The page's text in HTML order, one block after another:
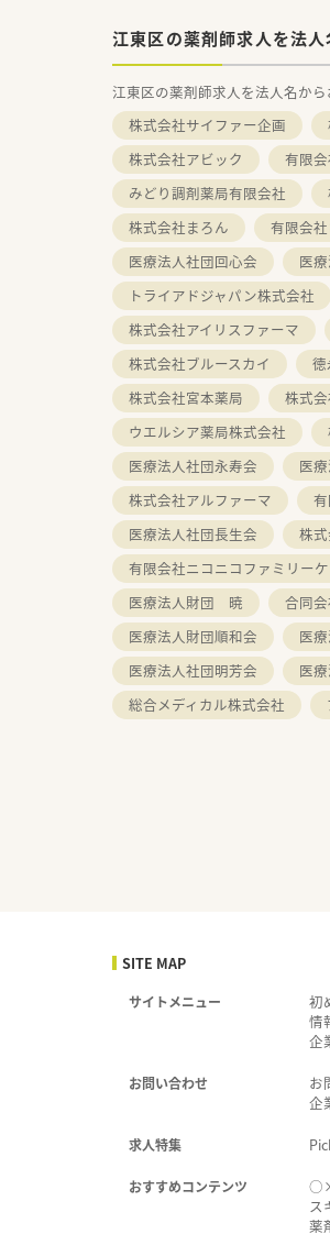
江東区の薬剤師求人を法
江東区の薬剤師求人を法人名から
株式会社サイファー企画
株式会社アビック
有限
みどり調剤薬局有限会社
株式会社まろん
有限会
医療法人社団回心会
医
トライアドジャパン株式会社
株式会社アイリスファーマ
株式会社ブルースカイ
徳
株式会社宮本薬局
株式
ウエルシア薬局株式会社
医療法人社団永寿会
医
株式会社アルファーマ
医療法人社団長生会
株式
有限会社ニコニコファミリー
医療法人財団 暁
合同
医療法人財団順和会
医
医療法人社団明芳会
医
総合メディカル株式会社
SITE MAP
サイトメニュー 初
情
企
お問い合わせ お
企
求人特集
おすすめコンテンツ ○×
ス
薬